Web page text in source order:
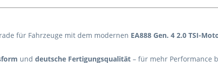
für Fahrzeuge mit dem modernen EA888 Gen. 4 2.0 TSI-
und deutsche Fertigungsqualität – für mehr Performance